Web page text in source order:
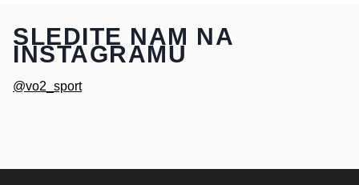
SLEDITE NAM NA
INSTAGRAMU
@vo2_sport